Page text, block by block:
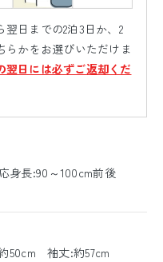
日までの2泊3日か、2
らかをお選びいただけま
翌日には必ずご返却くだ
長:90～100cm前後
50cm 袖丈:約57cm